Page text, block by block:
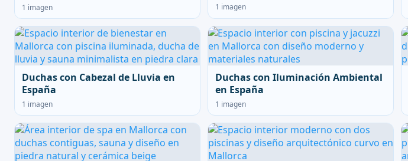
1 imagen 1 imagen
Duchas con Cabezal de Lluvia en
España
1 imagen
Duchas con Iluminación Ambiental
en España
1 imagen